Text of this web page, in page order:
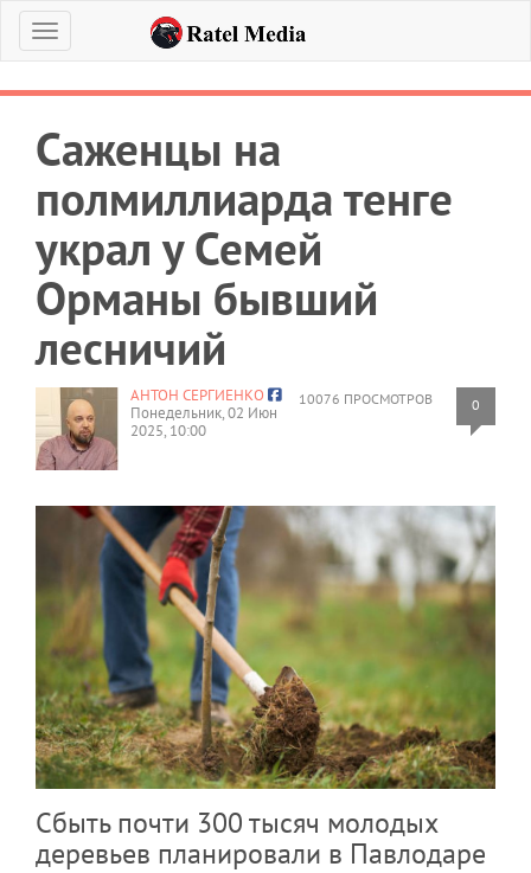
Меню
Саженцы на
полмиллиарда тенге
украл у Семей
Орманы бывший
лесничий
10076 ПРОСМОТРОВ 0
АНТОН СЕРГИЕНКО
Понедельник, 02 Июн
2025, 10:00
Сбыть почти 300 тысяч молодых
деревьев планировали в Павлодаре